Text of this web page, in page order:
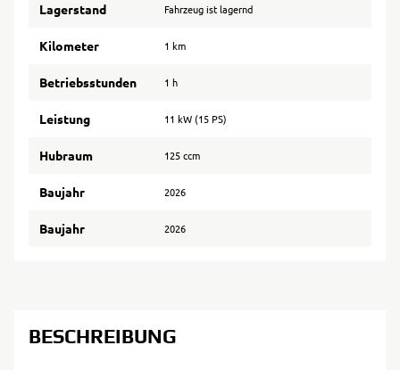
Lagerstand Fahrzeug ist lagernd
Kilometer 1 km
Betriebsstunden 1 h
Leistung 11 kW (15 PS)
Hubraum 125 ccm
Baujahr 2026
Baujahr 2026
BESCHREIBUNG